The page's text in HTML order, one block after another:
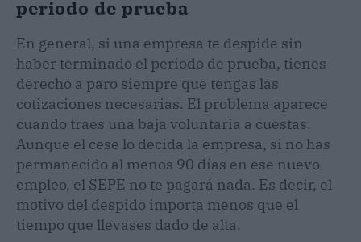
periodo de prueba
En general, si una empresa te despide sin
haber terminado el periodo de prueba, tienes
derecho a paro siempre que tengas las
cotizaciones necesarias. El problema aparece
cuando traes una baja voluntaria a cuestas.
Aunque el cese lo decida la empresa, si no has
permanecido al menos 90 días en ese nuevo
empleo, el SEPE no te pagará nada. Es decir, el
motivo del despido importa menos que el
tiempo que llevases dado de alta.